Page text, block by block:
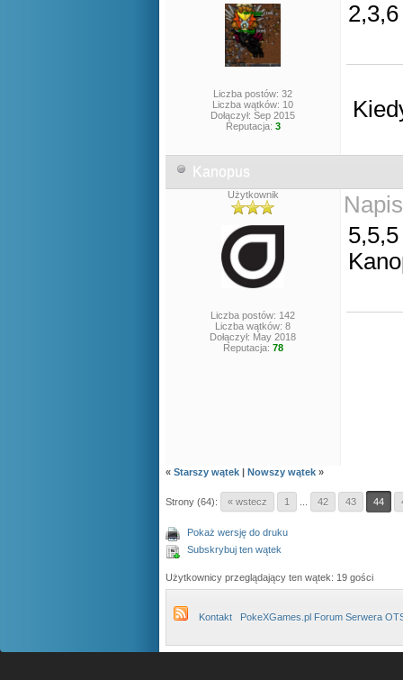
Liczba postów: 32
Liczba wątków: 10
Dołączył: Sep 2015
Reputacja: 3
Kanopus
Użytkownik
Liczba postów: 142
Liczba wątków: 8
Dołączył: May 2018
Reputacja: 78
5,5,5
« Starszy wątek | Nowszy wątek »
Strony (64): « wstecz 1 42 43 44
Pokaż wersję do druku
Subskrybuj ten wątek
Użytkownicy przeglądający ten wątek: 19 gości
Kontakt PokeXGames.pl Forum Serwera